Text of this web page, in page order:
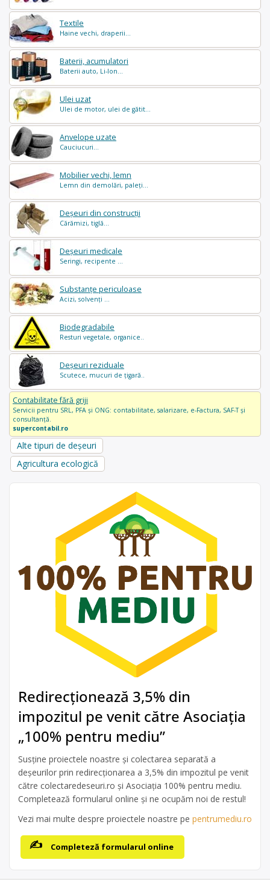
Textile
Haine vechi, draperii...
Baterii, acumulatori
Baterii auto, Li-Ion...
Ulei uzat
Ulei de motor, ulei de gătit...
Anvelope uzate
Cauciucuri...
Mobilier vechi, lemn
Lemn din demolări, paleți...
Deșeuri din construcții
Cărămizi, tiglă...
Deșeuri medicale
Seringi, recipente ...
Substanțe periculoase
Acizi, solvenți ...
Biodegradabile
Resturi vegetale, organice..
Deșeuri reziduale
Scutece, mucuri de țigară..
Contabilitate fără griji
Servicii pentru SRL, PFA și ONG: contabilitate, salarizare, e-Factura, SAF-T și
consultanță.
supercontabil.ro
Alte tipuri de deșeuri
Agricultura ecologică
Redirecționează 3,5% din
impozitul pe venit către Asociația
„100% pentru mediu”
Susține proiectele noastre și colectarea separată a
deșeurilor prin redirecționarea a 3,5% din impozitul pe venit
către colectaredeseuri.ro și Asociația 100% pentru mediu.
Completează formularul online și ne ocupăm noi de restul!
Vezi mai multe despre proiectele noastre pe pentrumediu.ro
Completeză formularul online